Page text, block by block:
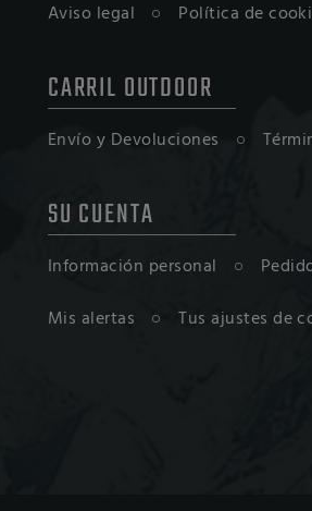
Aviso legal Política de
CARRIL OUTDOOR
Envío y Devoluciones
SU CUENTA
Información personal
Mis alertas
Tus ajustes de